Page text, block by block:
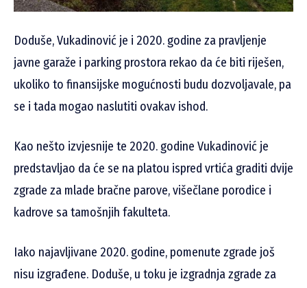
Doduše, Vukadinović je i 2020. godine za pravljenje
javne garaže i parking prostora rekao da će biti riješen,
ukoliko to finansijske mogućnosti budu dozvoljavale, pa
se i tada mogao naslutiti ovakav ishod.
Kao nešto izvjesnije te 2020. godine Vukadinović je
predstavljao da će se na platou ispred vrtića graditi dvije
zgrade za mlade bračne parove, višečlane porodice i
kadrove sa tamošnjih fakulteta.
Iako najavljivane 2020. godine, pomenute zgrade još
nisu izgrađene. Doduše, u toku je izgradnja zgrade za